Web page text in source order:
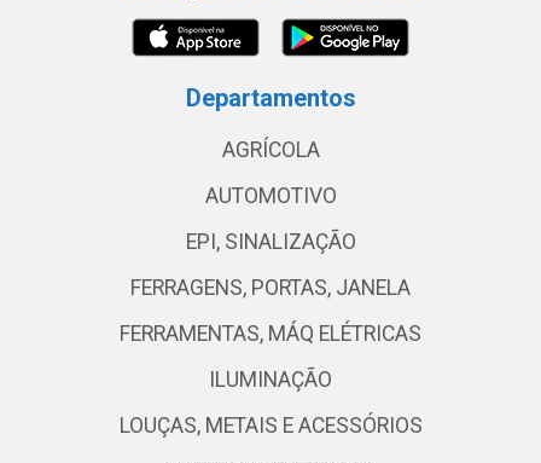
Departamentos
AGRÍCOLA
AUTOMOTIVO
EPI, SINALIZAÇÃO
FERRAGENS, PORTAS, JANELA
FERRAMENTAS, MÁQ ELÉTRICAS
ILUMINAÇÃO
LOUÇAS, METAIS E ACESSÓRIOS